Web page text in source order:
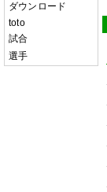
ダウンロード
toto
試合
選手